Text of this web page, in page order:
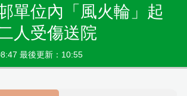
單位內「風火輪」起
人受傷送院
最後更新：10:55